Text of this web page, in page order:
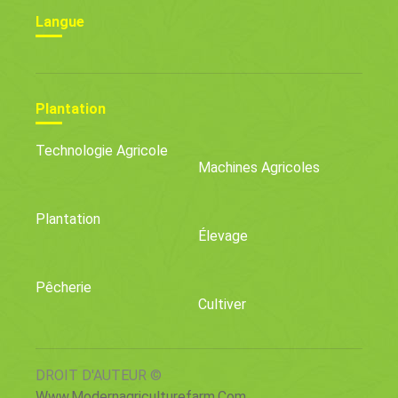
Langue
Plantation
Technologie Agricole
Machines Agricoles
Plantation
Élevage
Pêcherie
Cultiver
DROIT D'AUTEUR ©